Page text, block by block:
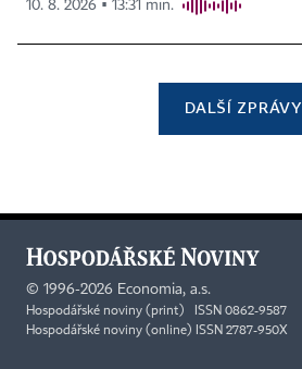
10. 8. 2026 ▪ 13:31 min.
DALŠÍ ZPRÁVY
© 1996-2026 Economia, a.s.
Hospodářské noviny (print) ISSN 0862-9587
Hospodářské noviny (online) ISSN 2787-950X